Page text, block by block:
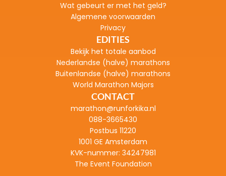
Wat gebeurt er met het geld?
Algemene voorwaarden
Privacy
EDITIES
Bekijk het totale aanbod
Nederlandse (halve) marathons
Buitenlandse (halve) marathons
World Marathon Majors
CONTACT
marathon@runforkika.nl
088-3665430
Postbus 11220
1001 GE Amsterdam
KVK-nummer: 34247981
The Event Foundation